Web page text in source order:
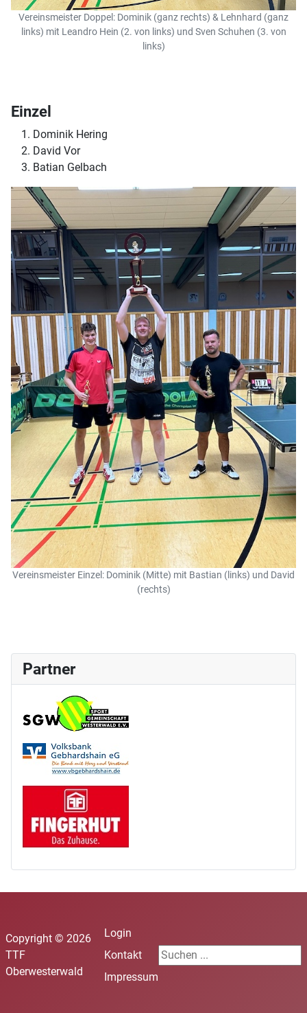
Vereinsmeister Doppel: Dominik (ganz rechts) & Lehnhard (ganz
links) mit Leandro Hein (2. von links) und Sven Schuhen (3. von
links)
Einzel
Dominik Hering
David Vor
Batian Gelbach
Vereinsmeister Einzel: Dominik (Mitte) mit Bastian (links) und David
(rechts)
Partner
Copyright © 2026
TTF
Oberwesterwald
Login
Kontakt
Impressum
Durchsuchen